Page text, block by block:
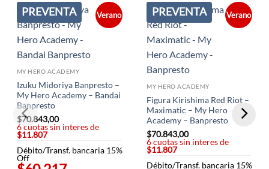
PREVENTA Verano
MY HERO ACADEMY
Izuku Midoriya Banpresto –
My Hero Academy – Bandai
Banpresto
$70.843,00
6 cuotas sin interes de
$11.807
Débito/Transf. bancaria 15%
Off
PREVENTA Verano
MY HERO ACADEMY
Figura Kirishima Red Riot –
Maximatic – My Hero
Academy – Banpresto
$70.843,00
6 cuotas sin interes de
$11.807
Débito/Transf. bancaria 15%